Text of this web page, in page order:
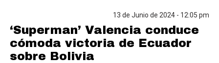
13 de Junio de 2024 - 12:05 pm
‘Superman’ Valencia conduce
cómoda victoria de Ecuador
sobre Bolivia